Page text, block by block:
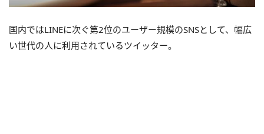
国内ではLINEに次ぐ第2位のユーザー規模のSNSとして、幅広
い世代の人に利用されているツイッター。